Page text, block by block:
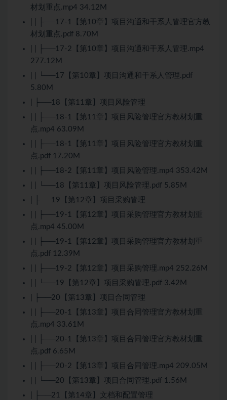
材划重点.mp4 34.12M
| | ├──17-1【第10章】项目沟通和干系人管理官方教
材划重点.pdf 8.70M
| | ├──17-2【第10章】项目沟通和干系人管理.mp4
277.12M
| | └──17【第10章】项目沟通和干系人管理.pdf
5.80M
| ├──18【第11章】项目风险管理
| | ├──18-1【第11章】项目风险管理官方教材划重
点.mp4 63.09M
| | ├──18-1【第11章】项目风险管理官方教材划重
点.pdf 17.20M
| | ├──18-2【第11章】项目风险管理.mp4 353.42M
| | └──18【第11章】项目风险管理.pdf 5.85M
| ├──19【第12章】项目采购管理
| | ├──19-1【第12章】项目采购管理官方教材划重
点.mp4 45.00M
| | ├──19-1【第12章】项目采购管理官方教材划重
点.pdf 12.39M
| | ├──19-2【第12章】项目采购管理.mp4 252.26M
| | └──19【第12章】项目采购管理.pdf 3.42M
| ├──20【第13章】项目合同管理
| | ├──20-1【第13章】项目合同管理官方教材划重
点.mp4 33.61M
| | ├──20-1【第13章】项目合同管理官方教材划重
点.pdf 6.65M
| | ├──20-2【第13章】项目合同管理.mp4 209.05M
| | └──20【第13章】项目合同管理.pdf 1.56M
| ├──21【第14章】文档和配置管理